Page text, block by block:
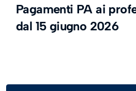
Pagamenti PA ai
dal 15 giugno 2026